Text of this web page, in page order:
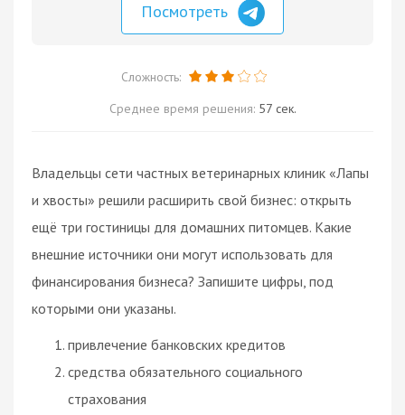
Посмотреть
Сложность:
Среднее время решения: 57 сек.
Владельцы сети частных ветеринарных клиник «Лапы
и хвосты» решили расширить свой бизнес: открыть
ещё три гостиницы для домашних питомцев. Какие
внешние источники они могут использовать для
финансирования бизнеса? Запишите цифры, под
которыми они указаны.
привлечение банковских кредитов
средства обязательного социального
страхования